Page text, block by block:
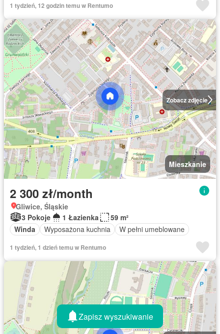
1 tydzień, 12 godzin temu w Rentumo
Zobacz zdjęcie
Mieszkanie
2 300 zł/month
Gliwice, Śląskie
3 Pokoje
1 Łazienka
59 m²
Winda
Wyposażona kuchnia W pełni umeblowane
1 tydzień, 1 dzień temu w Rentumo
Zapisz wyszukiwanie